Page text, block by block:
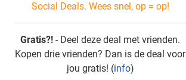
Social Deals. Wees snel, op = op!
Gratis?! - Deel deze deal met vrienden.
Kopen drie vrienden? Dan is de deal voor
jou gratis! (info)